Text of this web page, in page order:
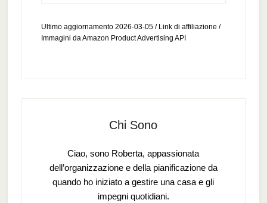
Ultimo aggiornamento 2026-03-05 / Link di affiliazione /
Immagini da Amazon Product Advertising API
Chi Sono
Ciao, sono Roberta, appassionata
dell’organizzazione e della pianificazione da
quando ho iniziato a gestire una casa e gli
impegni quotidiani.